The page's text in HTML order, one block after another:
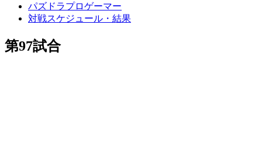
パズドラプロゲーマー
対戦スケジュール・結果
第97試合